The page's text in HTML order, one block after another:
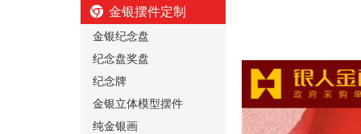
金银摆件定制
金银纪念盘
纪念盘奖盘
纪念牌
金银立体模型摆件
纯金银画